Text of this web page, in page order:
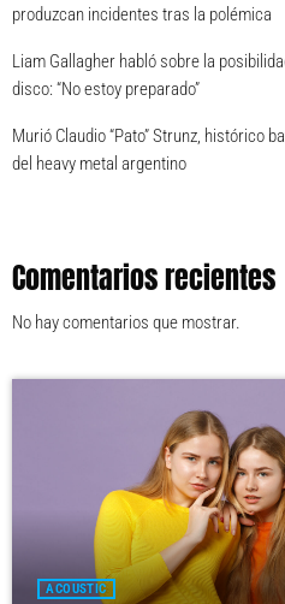
produzcan incidentes tras la polémica
Liam Gallagher habló sobre la
disco: “No estoy preparado”
Murió Claudio “Pato” Strunz, histórico
del heavy metal argentino
Comentarios recientes
No hay comentarios que mostrar.
ACOUSTIC